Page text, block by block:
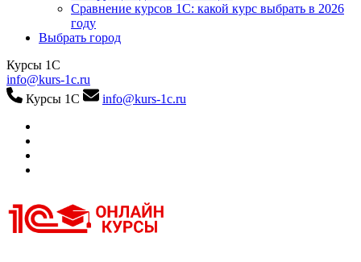
Сравнение курсов 1С: какой курс выбрать в 2026
году
Выбрать город
Курсы 1С
info@kurs-1c.ru
Курсы 1С
info@kurs-1c.ru